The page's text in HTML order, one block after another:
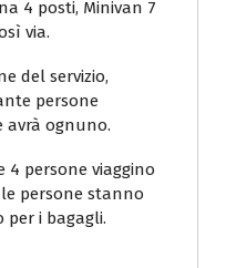
4 posti, Minivan 7
via.
del servizio,
persone
avrà ognuno.
4 persone viaggino
persone stanno
per i bagagli.